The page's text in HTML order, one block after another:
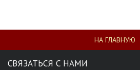
НА ГЛАВНУЮ
СВЯЗАТЬСЯ С НАМИ